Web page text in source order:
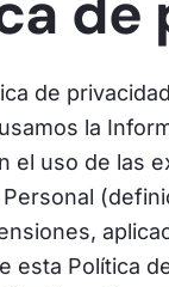
de
la
el uso de las
esta Política